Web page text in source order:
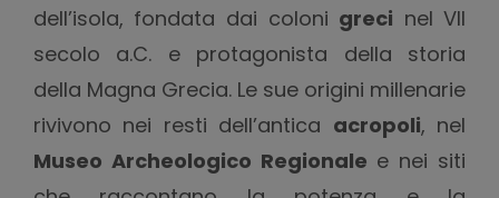
dell’isola, fondata dai coloni greci nel VII
secolo a.C. e protagonista della storia
della Magna Grecia. Le sue origini millenarie
rivivono nei resti dell’antica acropoli, nel
Museo Archeologico Regionale e nei siti